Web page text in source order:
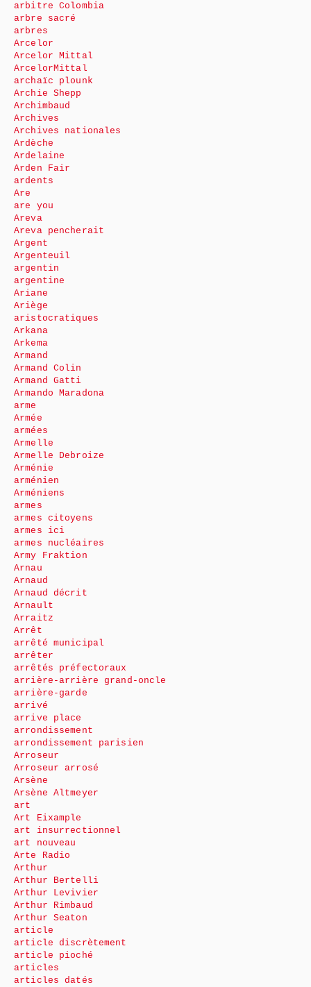
arbitre Colombia
arbre sacré
arbres
Arcelor
Arcelor Mittal
ArcelorMittal
archaïc plounk
Archie Shepp
Archimbaud
Archives
Archives nationales
Ardèche
Ardelaine
Arden Fair
ardents
Are
are you
Areva
Areva pencherait
Argent
Argenteuil
argentin
argentine
Ariane
Ariège
aristocratiques
Arkana
Arkema
Armand
Armand Colin
Armand Gatti
Armando Maradona
arme
Armée
armées
Armelle
Armelle Debroize
Arménie
arménien
Arméniens
armes
armes citoyens
armes ici
armes nucléaires
Army Fraktion
Arnau
Arnaud
Arnaud décrit
Arnault
Arraitz
Arrêt
arrêté municipal
arrêter
arrêtés préfectoraux
arrière-arrière grand-oncle
arrière-garde
arrivé
arrive place
arrondissement
arrondissement parisien
Arroseur
Arroseur arrosé
Arsène
Arsène Altmeyer
art
Art Eixample
art insurrectionnel
art nouveau
Arte Radio
Arthur
Arthur Bertelli
Arthur Levivier
Arthur Rimbaud
Arthur Seaton
article
article discrètement
article pioché
articles
articles datés